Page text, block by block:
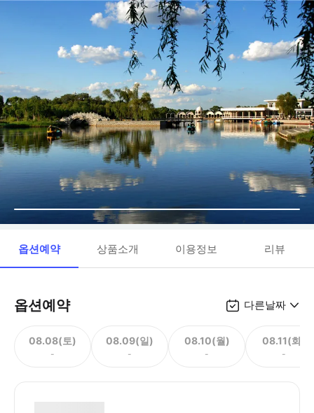
옵션예약 상품소개 이용정보 리뷰
옵션예약 다른날짜
08.08(토)
-
08.09(일)
-
08.10(월)
-
08.11(화)
-